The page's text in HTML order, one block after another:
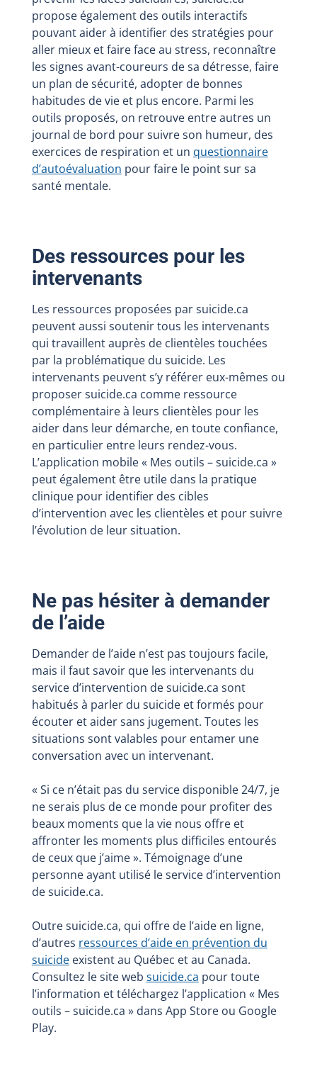
propose également des outils interactifs
pouvant aider à identifier des stratégies pour
aller mieux et faire face au stress, reconnaître
les signes avant-coureurs de sa détresse, faire
un plan de sécurité, adopter de bonnes
habitudes de vie et plus encore. Parmi les
outils proposés, on retrouve entre autres un
journal de bord pour suivre son humeur, des
exercices de respiration et un questionnaire
d’autoévaluation pour faire le point sur sa
santé mentale.
Des ressources pour les
intervenants
Les ressources proposées par suicide.ca
peuvent aussi soutenir tous les intervenants
qui travaillent auprès de clientèles touchées
par la problématique du suicide. Les
intervenants peuvent s’y référer eux-mêmes ou
proposer suicide.ca comme ressource
complémentaire à leurs clientèles pour les
aider dans leur démarche, en toute confiance,
en particulier entre leurs rendez-vous.
L’application mobile « Mes outils – suicide.ca »
peut également être utile dans la pratique
clinique pour identifier des cibles
d’intervention avec les clientèles et pour suivre
l’évolution de leur situation.
Ne pas hésiter à demander
de l’aide
Demander de l’aide n’est pas toujours facile,
mais il faut savoir que les intervenants du
service d’intervention de suicide.ca sont
habitués à parler du suicide et formés pour
écouter et aider sans jugement. Toutes les
situations sont valables pour entamer une
conversation avec un intervenant.
« Si ce n’était pas du service disponible 24/7, je
ne serais plus de ce monde pour profiter des
beaux moments que la vie nous offre et
affronter les moments plus difficiles entourés
de ceux que j’aime ». Témoignage d’une
personne ayant utilisé le service d’intervention
de suicide.ca.
Outre suicide.ca, qui offre de l’aide en ligne,
d’autres ressources d’aide en prévention du
suicideexistent au Québec et au Canada.
Consultez le site web suicide.ca pour toute
l’information et téléchargez l’application « Mes
outils – suicide.ca » dans App Store ou Google
Play.